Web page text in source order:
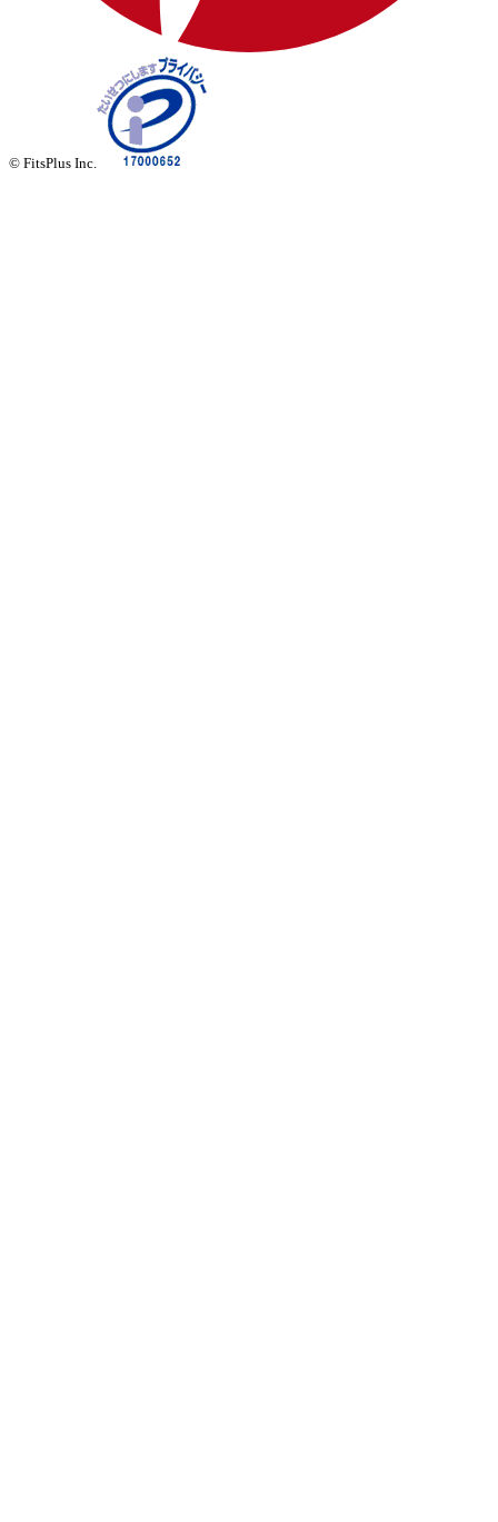
© FitsPlus Inc.